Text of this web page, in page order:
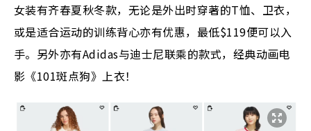
女装有齐春夏秋冬款，无论是外出时穿著的T恤、卫衣，
或是适合运动的训练背心亦有优惠，最低$119便可以入
手。另外亦有Adidas与迪士尼联乘的款式，经典动画电
影《101斑点狗》上衣！